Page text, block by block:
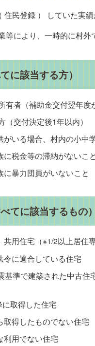
住民登録 ） していた実
により、一時的に村外
に該当する方）
有者（補助金交付翌年度
交付決定後1年以内）
いる場合、村内の小中
税金等の滞納がないこと
暴力団員がいないこと
てに該当するもの）
用住宅（※1/2以上居住
に適合している住宅
基準で建築された中古
取得した住宅
得したものでない住宅
利用でない住宅